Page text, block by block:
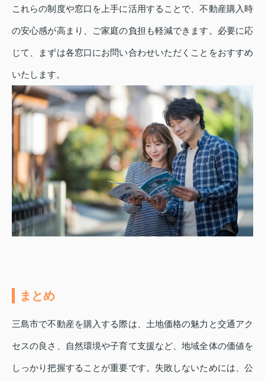
これらの制度や窓口を上手に活用することで、不動産購入時
の安心感が高まり、ご家庭の負担も軽減できます。必要に応
じて、まずは各窓口にお問い合わせいただくことをおすすめ
いたします。
まとめ
三島市で不動産を購入する際は、土地価格の魅力と交通アク
セスの良さ、自然環境や子育て支援など、地域全体の価値を
しっかり把握することが重要です。失敗しないためには、公